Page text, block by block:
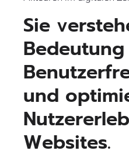
Sie
und
Websites.